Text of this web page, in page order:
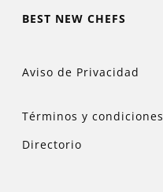
BEST NEW CHEFS
Aviso de Privacidad
Términos y condiciones
Directorio